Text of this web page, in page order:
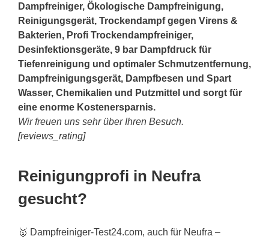
Dampfreiniger, Ökologische Dampfreinigung,
Reinigungsgerät, Trockendampf gegen Virens &
Bakterien, Profi Trockendampfreiniger,
Desinfektionsgeräte, 9 bar Dampfdruck für
Tiefenreinigung und optimaler Schmutzentfernung,
Dampfreinigungsgerät, Dampfbesen und Spart
Wasser, Chemikalien und Putzmittel und sorgt für
eine enorme Kostenersparnis.
Wir freuen uns sehr über Ihren Besuch.
[reviews_rating]
Reinigungprofi in Neufra
gesucht?
🥇 Dampfreiniger-Test24.com, auch für Neufra –